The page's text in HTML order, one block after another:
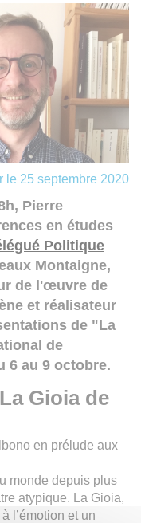
le 25 septembre 2020
Pierre
en études
Politique
Montaigne,
de l'œuvre de
et réalisateur
de "La
de
6 au 9 octobre.
Gioia de
en prélude aux
monde depuis plus
atypique. La Gioia,
l’émotion et un